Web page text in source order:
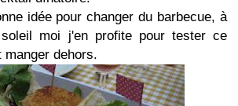
idée pour changer du barbecue, à
moi j'en profite pour tester ce
manger dehors.